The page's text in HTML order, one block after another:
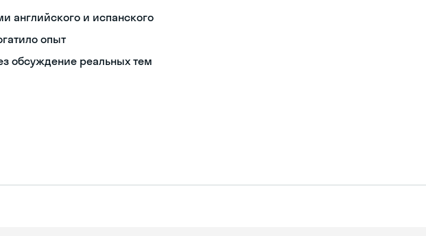
английского и испанского
опыт
обсуждение реальных тем